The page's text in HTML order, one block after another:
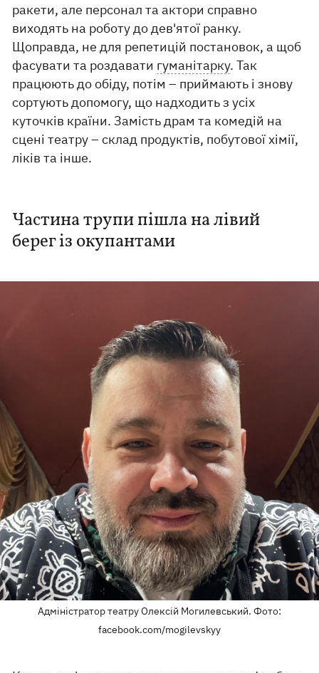
ракети, але персонал та актори справно
виходять на роботу до дев'ятої ранку.
Щоправда, не для репетицій постановок, а щоб
фасувати та роздавати гуманітарку. Так
працюють до обіду, потім – приймають і знову
сортують допомогу, що надходить з усіх
куточків країни. Замість драм та комедій на
сцені театру – склад продуктів, побутової хімії,
ліків та інше.
Частина трупи пішла на лівий
берег із окупантами
Адміністратор театру Олексій Могилевський. Фото:
facebook.com/mogilevskyy